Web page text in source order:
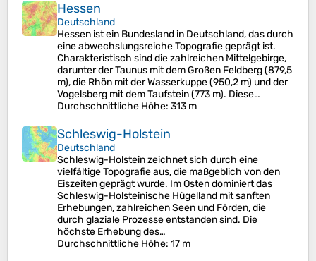
Hessen
Deutschland
Hessen ist ein Bundesland in Deutschland, das durch
eine abwechslungsreiche Topografie geprägt ist.
Charakteristisch sind die zahlreichen Mittelgebirge,
darunter der Taunus mit dem Großen Feldberg (879,5
m), die Rhön mit der Wasserkuppe (950,2 m) und der
Vogelsberg mit dem Taufstein (773 m). Diese…
Durchschnittliche Höhe: 313 m
Schleswig-Holstein
Deutschland
Schleswig-Holstein zeichnet sich durch eine
vielfältige Topografie aus, die maßgeblich von den
Eiszeiten geprägt wurde. Im Osten dominiert das
Schleswig-Holsteinische Hügelland mit sanften
Erhebungen, zahlreichen Seen und Förden, die
durch glaziale Prozesse entstanden sind. Die
höchste Erhebung des…
Durchschnittliche Höhe: 17 m